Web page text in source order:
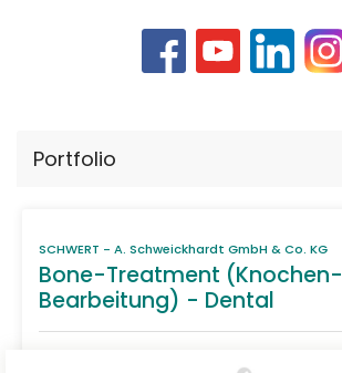
Portfolio
SCHWERT - A. Schweickhardt GmbH & Co. KG
Bone-Treatment (Knochen-
Bearbeitung) - Dental